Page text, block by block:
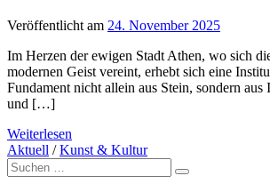
Veröffentlicht am 24. November 2025
Im Herzen der ewigen Stadt Athen, wo sich
modernen Geist vereint, erhebt sich eine
Fundament nicht allein aus Stein, sondern aus
und […]
Weiterlesen
Aktuell /Kunst & Kultur
Suche
nach: